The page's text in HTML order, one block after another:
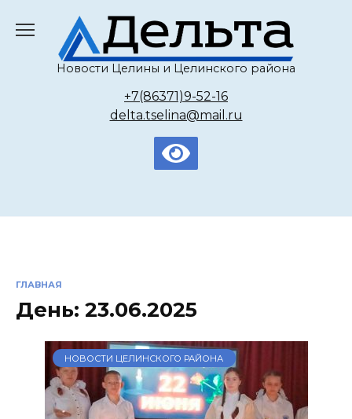
содержанию
Новости Целины и Целинского района
+7(86371)9-52-16
delta.tselina@mail.ru
ГЛАВНАЯ
День: 23.06.2025
НОВОСТИ ЦЕЛИНСКОГО РАЙОНА